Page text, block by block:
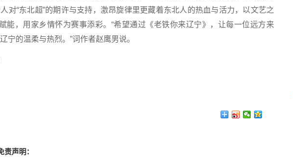
对“东北超”的期许与支持，激昂旋律里更藏着东北人的热血与活力，以文艺之
能，用家乡情怀为赛事添彩。“希望通过《老铁你来辽宁》，让每一位远方来
宁的温柔与热烈。”词作者赵鹰男说。
声明：